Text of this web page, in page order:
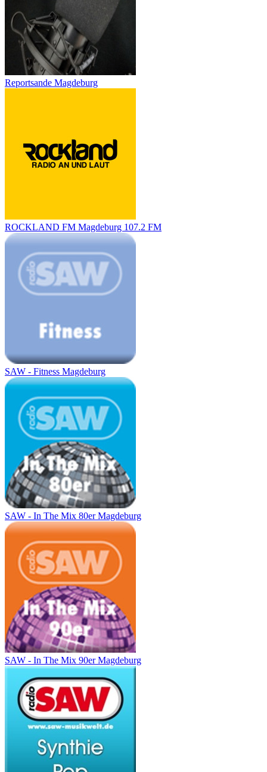
Reportsande Magdeburg
ROCKLAND FM Magdeburg 107.2 FM
SAW - Fitness Magdeburg
SAW - In The Mix 80er Magdeburg
SAW - In The Mix 90er Magdeburg